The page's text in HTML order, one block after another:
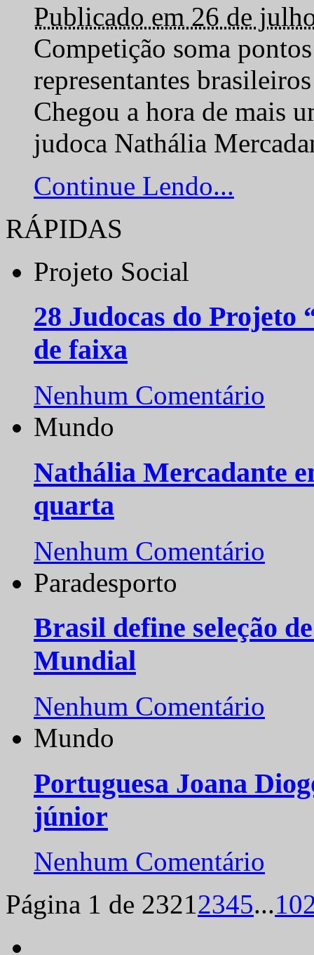
Publicado em 26 de
Competição soma
representantes
Chegou a hora de mais
judoca Nathália
Continue Lendo...
RÁPIDAS
Projeto Social
28 Judocas do
de faixa
Nenhum Comentário
Mundo
Nathália Mercadante
quarta
Nenhum Comentário
Paradesporto
Brasil define seleção
Mundial
Nenhum Comentário
Mundo
Portuguesa Joana
júnior
Nenhum Comentário
Página 1 de 23212345...10